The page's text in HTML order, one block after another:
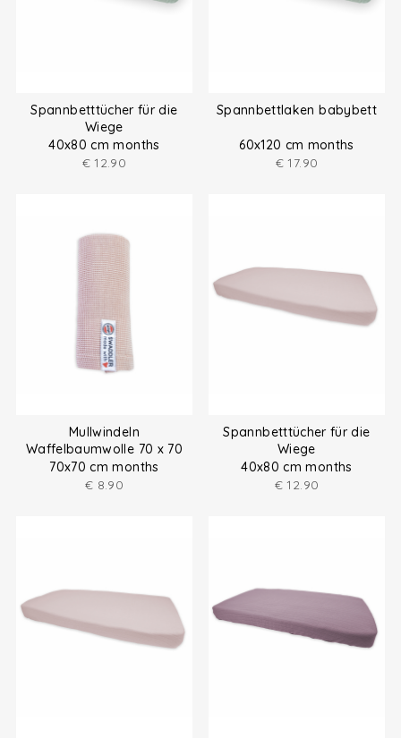
Spannbetttücher für die
Wiege
40x80 cm months
€ 12.90
Spannbettlaken babybett
60x120 cm months
€ 17.90
Mullwindeln
Waffelbaumwolle 70 x 70
cm
70x70 cm months
€ 8.90
Spannbetttücher für die
Wiege
40x80 cm months
€ 12.90